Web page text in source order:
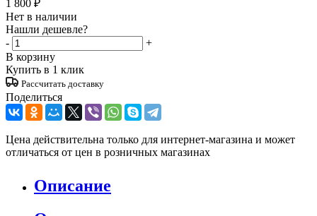
1 800 ₽
Нет в наличии
Нашли дешевле?
-
+
В корзину
Купить в 1 клик
Рассчитать доставку
Поделиться
Цена действительна только для интернет-магазина и может
отличаться от цен в розничных магазинах
Описание